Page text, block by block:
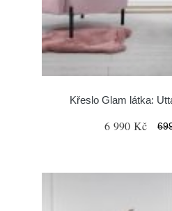
Křeslo Glam látka:
6 990 Kč